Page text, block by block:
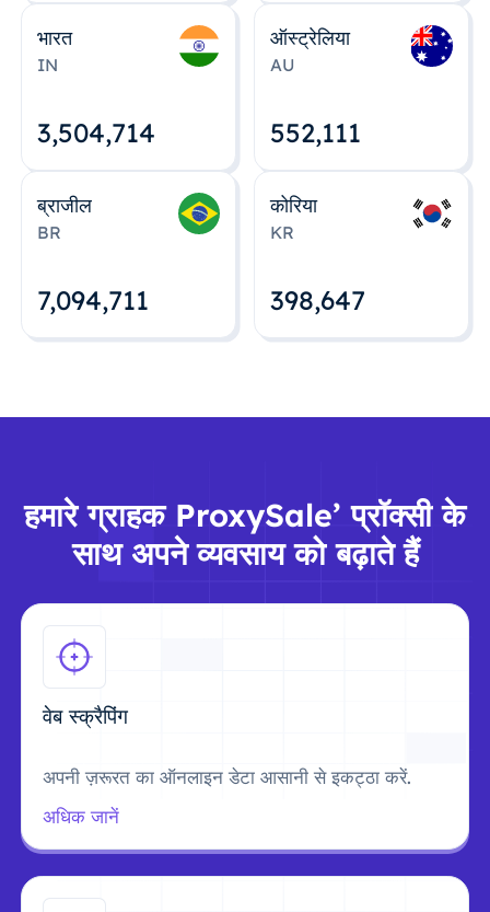
भारत
IN
3,504,715
ऑस्ट्रेलिया
AU
552,112
ब्राजील
BR
7,094,712
कोरिया
KR
398,648
हमारे ग्राहक ProxySale’ प्रॉक्सी के
साथ अपने व्यवसाय को बढ़ाते हैं
वेब स्क्रैपिंग
अपनी ज़रूरत का ऑनलाइन डेटा आसानी से इकट्ठा करें.
अधिक जानें